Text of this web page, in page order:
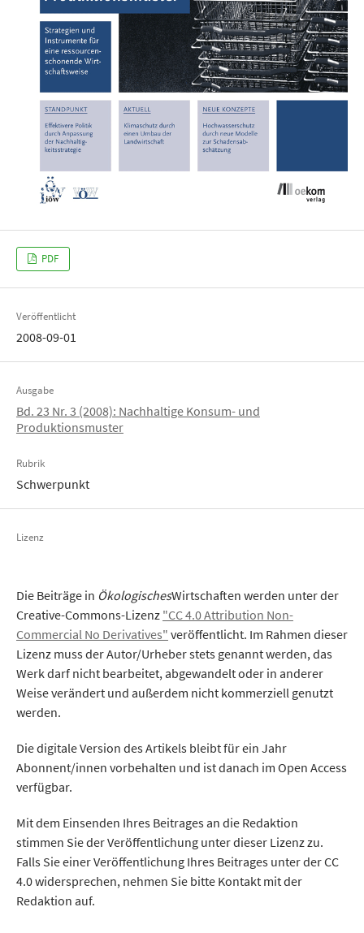
PDF
Veröffentlicht
2008-09-01
Ausgabe
Bd. 23 Nr. 3 (2008): Nachhaltige Konsum- und
Produktionsmuster
Rubrik
Schwerpunkt
Lizenz
Die Beiträge in ÖkologischesWirtschaften werden unter der
Creative-Commons-Lizenz "CC 4.0 Attribution Non-
Commercial No Derivatives" veröffentlicht. Im Rahmen dieser
Lizenz muss der Autor/Urheber stets genannt werden, das
Werk darf nicht bearbeitet, abgewandelt oder in anderer
Weise verändert und außerdem nicht kommerziell genutzt
werden.
Die digitale Version des Artikels bleibt für ein Jahr
Abonnent/innen vorbehalten und ist danach im Open Access
verfügbar.
Mit dem Einsenden Ihres Beitrages an die Redaktion
stimmen Sie der Veröffentlichung unter dieser Lizenz zu.
Falls Sie einer Veröffentlichung Ihres Beitrages unter der CC
4.0 widersprechen, nehmen Sie bitte Kontakt mit der
Redaktion auf.